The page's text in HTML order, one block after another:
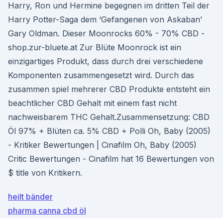
Harry, Ron und Hermine begegnen im dritten Teil der
Harry Potter-Saga dem ‘Gefangenen von Askaban’
Gary Oldman. Dieser Moonrocks 60% - 70% CBD -
shop.zur-bluete.at Zur Blüte Moonrock ist ein
einzigartiges Produkt, dass durch drei verschiedene
Komponenten zusammengesetzt wird. Durch das
zusammen spiel mehrerer CBD Produkte entsteht ein
beachtlicher CBD Gehalt mit einem fast nicht
nachweisbarem THC Gehalt.Zusammensetzung: CBD
Öl 97% + Blüten ca. 5% CBD + Polli Oh, Baby (2005)
- Kritiker Bewertungen | Cinafilm Oh, Baby (2005)
Critic Bewertungen - Cinafilm hat 16 Bewertungen von
$ title von Kritikern.
heilt bänder
pharma canna cbd öl